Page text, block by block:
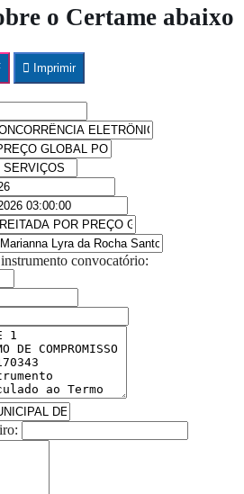
o Certame abaixo
Imprimir
convocatório: